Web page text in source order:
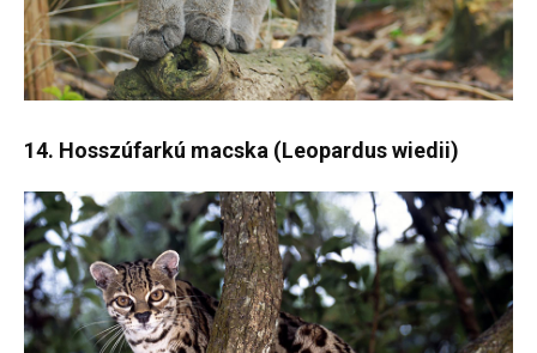
14. Hosszúfarkú macska (Leopardus wiedii)